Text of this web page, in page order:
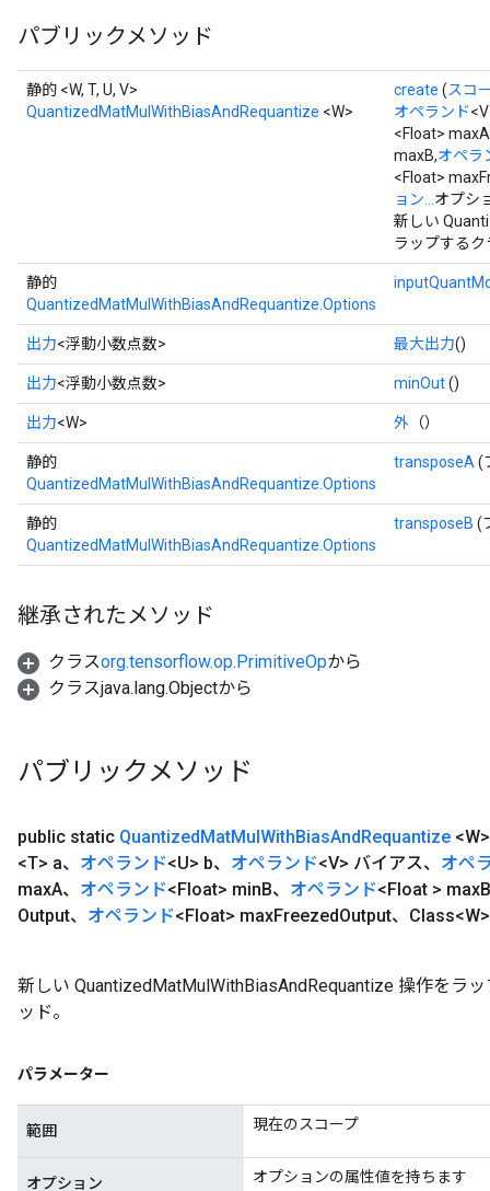
パブリックメソッド
静的 <W, T, U, V>
QuantizedMatMulWithBiasAndRequantize <W>
create (スコ
オペランド
<Float>
maxB,オペラ
<Float>
ョン... オプシ
新しい
ラップする
静的
QuantizedMatMulWithBiasAndRequantize.Options
出力<浮動小数点数> 最大出力()
出力<浮動小数点数> minOut()
出力<W> 外 （）
静的
QuantizedMatMulWithBiasAndRequantize.Options
transposeA (
静的
QuantizedMatMulWithBiasAndRequantize.Options
transposeB (
継承されたメソッド
クラスorg.tensorflow.op.PrimitiveOpから
クラスjava.lang.Objectから
パブリックメソッド
public static QuantizedMatMulWithBiasAndRequantize <W>
<T> a、 オペランド<U> b、 オペランド<V> バイアス、 オペ
maxA、 オペランド<Float> minB、 オペランド<Float > max
Output、 オペランド<Float> maxFreezedOutput、
新しい QuantizedMatMulWithBiasAndRequantize 操作をラ
ッド。
パラメーター
範囲 現在のスコープ
オプション オプションの属性値を持ちます